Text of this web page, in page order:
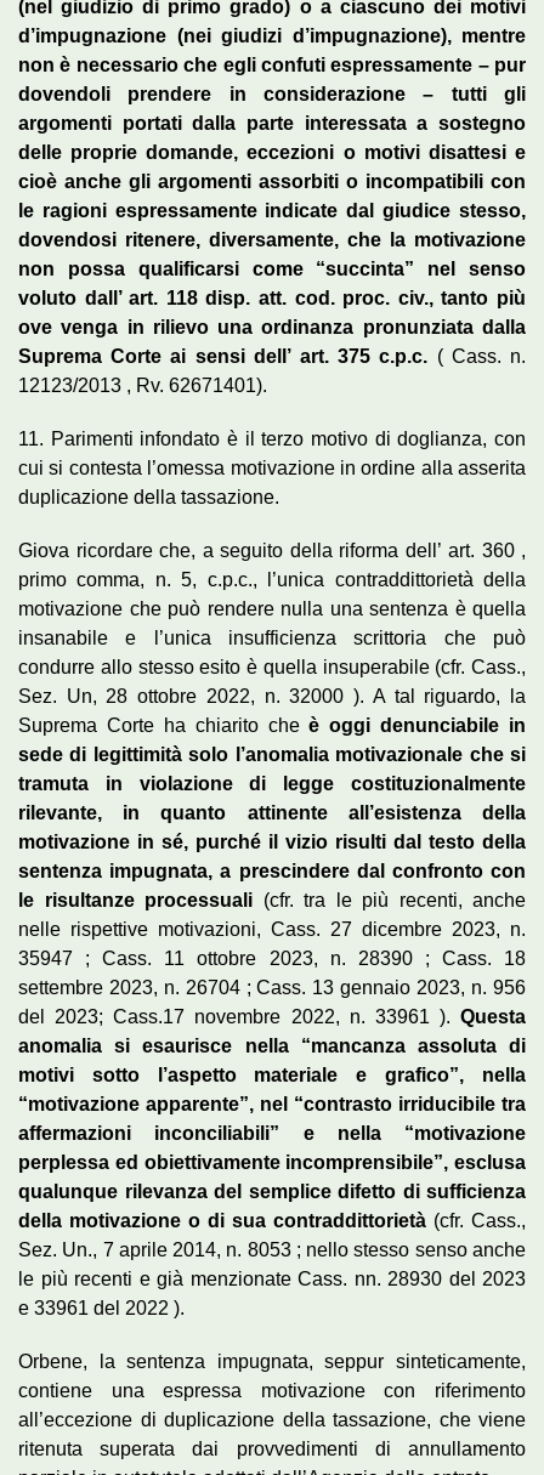
(nel giudizio di primo grado) o a ciascuno dei motivi
d’impugnazione (nei giudizi d’impugnazione), mentre
non è necessario che egli confuti espressamente – pur
dovendoli prendere in considerazione – tutti gli
argomenti portati dalla parte interessata a sostegno
delle proprie domande, eccezioni o motivi disattesi e
cioè anche gli argomenti assorbiti o incompatibili con
le ragioni espressamente indicate dal giudice stesso,
dovendosi ritenere, diversamente, che la motivazione
non possa qualificarsi come “succinta” nel senso
voluto dall’ art. 118 disp. att. cod. proc. civ., tanto più
ove venga in rilievo una ordinanza pronunziata dalla
Suprema Corte ai sensi dell’ art. 375 c.p.c. ( Cass. n.
12123/2013 , Rv. 62671401).
11. Parimenti infondato è il terzo motivo di doglianza, con
cui si contesta l’omessa motivazione in ordine alla asserita
duplicazione della tassazione.
Giova ricordare che, a seguito della riforma dell’ art. 360 ,
primo comma, n. 5, c.p.c., l’unica contraddittorietà della
motivazione che può rendere nulla una sentenza è quella
insanabile e l’unica insufficienza scrittoria che può
condurre allo stesso esito è quella insuperabile (cfr. Cass.,
Sez. Un, 28 ottobre 2022, n. 32000 ). A tal riguardo, la
Suprema Corte ha chiarito cheè oggi denunciabile in
sede di legittimità solo l’anomalia motivazionale che si
tramuta in violazione di legge costituzionalmente
rilevante, in quanto attinente all’esistenza della
motivazione in sé, purché il vizio risulti dal testo della
sentenza impugnata, a prescindere dal confronto con
le risultanze processuali (cfr. tra le più recenti, anche
nelle rispettive motivazioni, Cass. 27 dicembre 2023, n.
35947 ; Cass. 11 ottobre 2023, n. 28390 ; Cass. 18
settembre 2023, n. 26704 ; Cass. 13 gennaio 2023, n. 956
del 2023; Cass.17 novembre 2022, n. 33961 ). Questa
anomalia si esaurisce nella “mancanza assoluta di
motivi sotto l’aspetto materiale e grafico”, nella
“motivazione apparente”, nel “contrasto irriducibile tra
affermazioni inconciliabili” e nella “motivazione
perplessa ed obiettivamente incomprensibile”, esclusa
qualunque rilevanza del semplice difetto di sufficienza
della motivazione o di sua contraddittorietà (cfr. Cass.,
Sez. Un., 7 aprile 2014, n. 8053 ; nello stesso senso anche
le più recenti e già menzionate Cass. nn. 28930 del 2023
e 33961 del 2022 ).
Orbene, la sentenza impugnata, seppur sinteticamente,
contiene una espressa motivazione con riferimento
all’eccezione di duplicazione della tassazione, che viene
ritenuta superata dai provvedimenti di annullamento